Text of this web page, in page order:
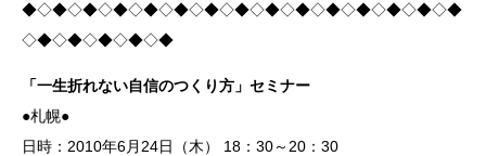
◆◇◆◇◆◇◆◇◆◇◆◇◆◇◆◇◆◇◆◇◆◇◆◇◆◇◆◇◆
◇◆◇◆◇◆◇◆◇◆
「一生折れない自信のつくり方」セミナー
●札幌●
日時：2010年6月24日（木） 18：30～20：30